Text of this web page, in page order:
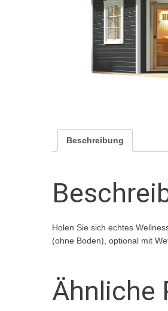
Beschreibung
Holen Sie sich echtes
(ohne Boden), optional mit
Ähnliche